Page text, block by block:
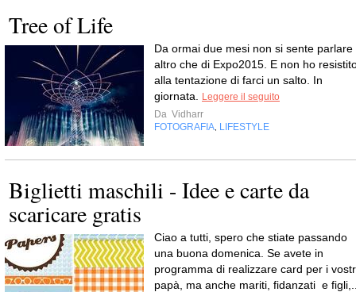
Tree of Life
Da ormai due mesi non si sente parlare
altro che di Expo2015. E non ho
alla tentazione di farci un salto. In
giornata.
Leggere il seguito
Da Vidharr
FOTOGRAFIA LIFESTYLE
Biglietti maschili - Idee e carte da
scaricare gratis
Ciao a tutti, spero che stiate passando
una buona domenica. Se avete in
programma di realizzare card per i
papà, ma anche mariti, fidanzati e